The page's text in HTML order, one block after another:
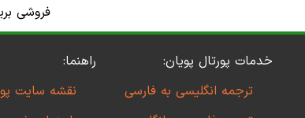
فروشی
خدمات پورتال پویان:
ترجمه انگلیسی به فارسی
راهنما:
نقشه سایت